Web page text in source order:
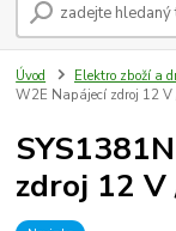
Úvod Elektro zboží a
W2E Napájecí zdroj 12 V
zdroj 12 V